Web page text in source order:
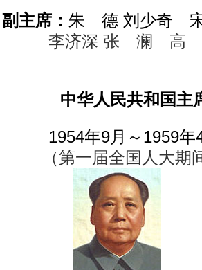
副主席： 朱 德 刘少奇
李济深 张 澜 高
中华人民共和国主
1954年9月～1959年
（第一届全国人大期